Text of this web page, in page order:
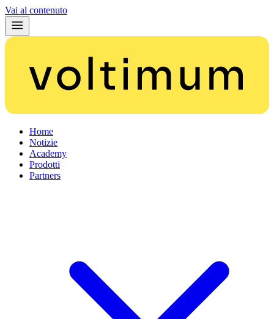
Vai al contenuto
Home
Notizie
Academy
Prodotti
Partners